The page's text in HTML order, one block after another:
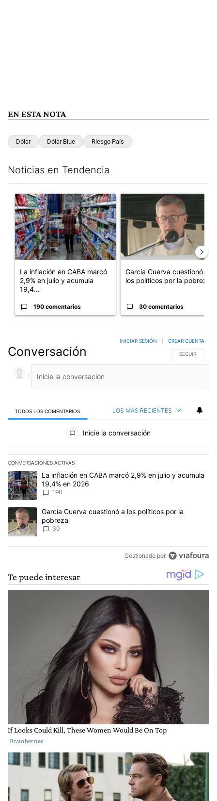
EN ESTA NOTA
Dólar Dólar Blue Riesgo País
Noticias en Tendencia
Un artículo de tendencia con el título "La inflación en CABA
La inflación en CABA marcó
2,9% en julio y acumula
19,4...
190 comentarios
Un artículo de tendencia con
García Cuerva cuestionó a
los políticos por la pobreza
30 comentarios
Conversación SIGA ESTA
SEGUIR
INICIAR SESIÓN CREAR CUENTA
TODOS LOS COMENTARIOS LOS MÁS RECIENTES
Todos los comentarios
Inicie la conversación
CONVERSACIONES ACTIVAS
Este listado muestra los artículos con más comentarios en los
Un artículo de tendencia con el título "La inflación en CABA
La inflación en CABA marcó 2,9% en julio y acumula
19,4% en 2026
190
Un artículo de tendencia con el título "García Cuerva cuestionó
García Cuerva cuestionó a los políticos por la
pobreza
30
Gestionado por